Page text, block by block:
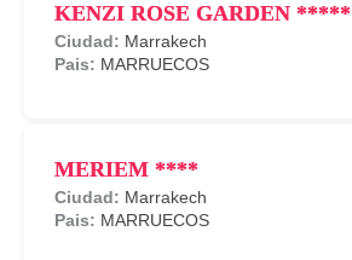
KENZI ROSE GARDEN *****
Marrakech
MARRUECOS
MERIEM ****
Marrakech
MARRUECOS